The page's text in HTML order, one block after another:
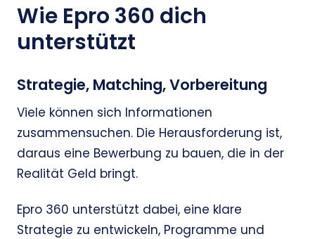
Wie Epro 360 dich
unterstützt
Strategie, Matching, Vorbereitung
Viele können sich Informationen
zusammensuchen. Die Herausforderung ist,
daraus eine Bewerbung zu bauen, die in der
Realität Geld bringt.
Epro 360 unterstützt dabei, eine klare
Strategie zu entwickeln, Programme und